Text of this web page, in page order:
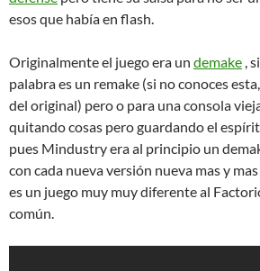
esos que había en flash.
Originalmente el juego era un demake ,
palabra es un remake (si no conoces
del original) pero o para una consola
quitando cosas pero guardando el
pues Mindustry era al principio un
con cada nueva versión nueva mas y
es un juego muy muy diferente al
común.